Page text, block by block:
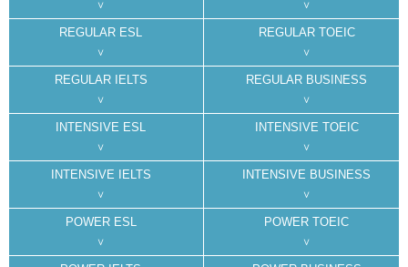
REGULAR ESL REGULAR TOEIC
REGULAR IELTS REGULAR BUSINESS
INTENSIVE ESL INTENSIVE TOEIC
INTENSIVE IELTS INTENSIVE BUSINESS
POWER ESL POWER TOEIC